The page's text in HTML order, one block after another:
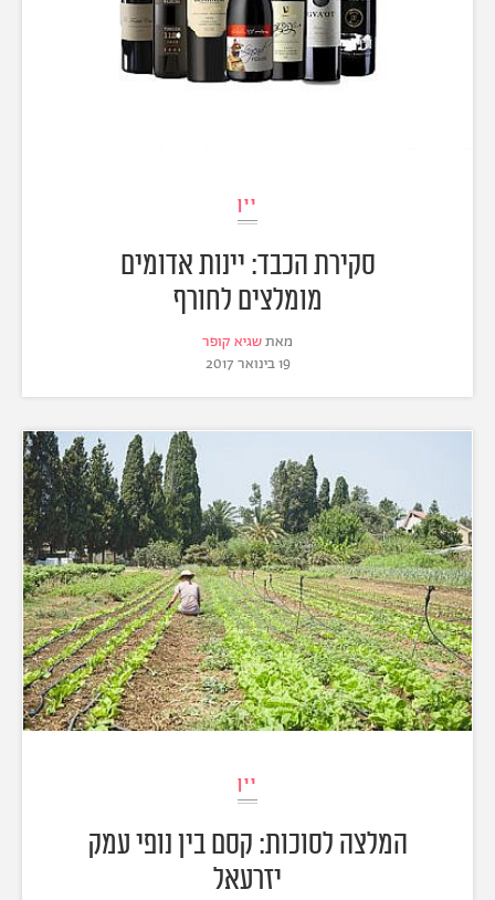
יין
סקירת הכבד: יינות אדומים
מומלצים לחורף
מאתשגיא קופר
19 בינואר 2017
יין
המלצה לסוכות: קסם בין נופי עמק
יזרעאל